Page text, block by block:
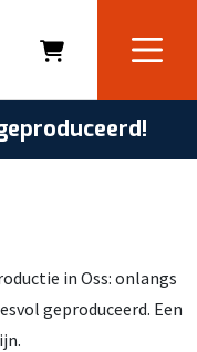
in Oss: onlangs
geproduceerd. Een